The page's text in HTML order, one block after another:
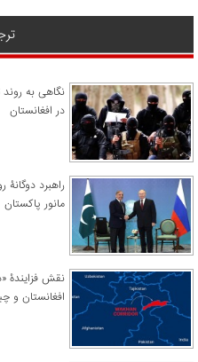
نگاهی به
در افغانستان
راهبرد
مانور پاکستان
نقش فزایندۀ
افغانستان و